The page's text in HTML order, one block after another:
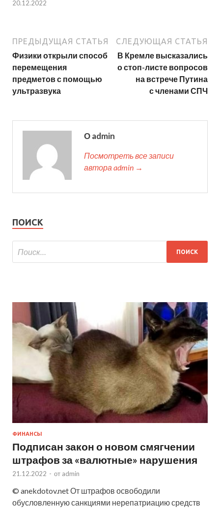
20.12.2022
ПРЕДЫДУЩАЯ СТАТЬЯ
Физики открыли способ
перемещения
предметов с помощью
ультразвука
СЛЕДУЮЩАЯ СТАТЬЯ
В Кремле высказались
о стоп-листе вопросов
на встрече Путина
с членами СПЧ
О admin
Посмотреть все записи
автора admin →
ПОИСК
ФИНАНСЫ
Подписан закон о новом смягчении
штрафов за «валютные» нарушения
21.12.2022 - от admin
© anekdotov.net От штрафов освободили
обусловленную санкциями нерепатриацию средств